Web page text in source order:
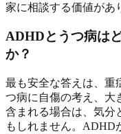
家に相談する価値があ
ADHDとうつ病は
か？
最も安全な答えは、重
つ病に自傷の考え、大
含まれる場合は、気分
もしれません。ADHD